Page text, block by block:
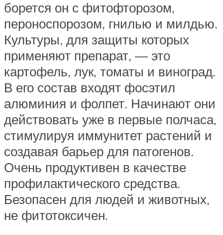
борется он с фитофторозом,
пероноспорозом, гнилью и милдью.
Культуры, для защиты которых
применяют препарат, — это
картофель, лук, томаты и виноград.
В его состав входят фосэтил
алюминия и фолпет. Начинают они
действовать уже в первые полчаса,
стимулируя иммунитет растений и
создавая барьер для патогенов.
Очень продуктивен в качестве
профилактического средства.
Безопасен для людей и животных,
не фитотоксичен.